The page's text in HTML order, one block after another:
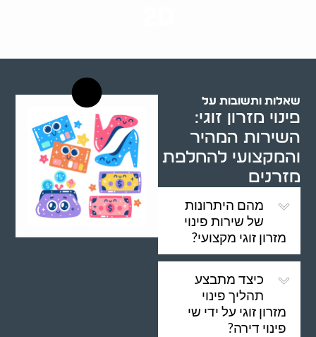
שאלות ותשובות על
פינוי מזרון זוגי:
השירות המהיר
והמקצועי להחלפת
מזרנים
מהם היתרונות
של שירות פינוי
מזרון זוגי מקצועי?
כיצד מתבצע
תהליך פינוי
מזרון זוגי על ידי שי
פינוי דירה?